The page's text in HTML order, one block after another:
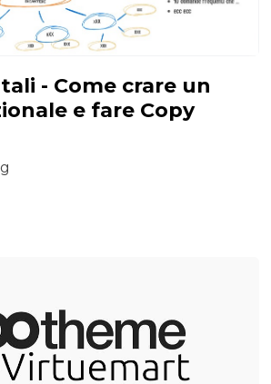
- Come crare un
e fare Copy